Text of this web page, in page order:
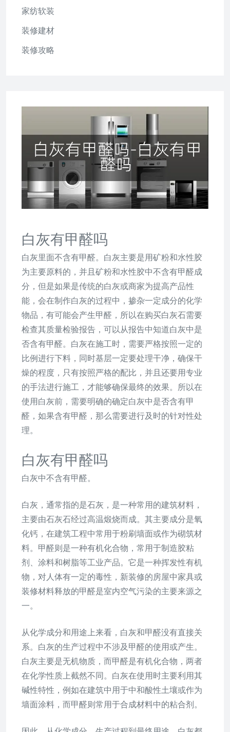
白灰有甲醛吗
白灰里面不含有甲醛。白灰主要是用矿粉和水性胶
为主要原料的，并且矿粉和水性胶中不含有甲醛成
分，但是如果是传统的白灰或商家为提高产品性
能，会在制作白灰的过程中，掺杂一定成分的化学
物品，有可能会产生甲醛，所以在购买白灰石需要
检查其质量检验报告，可以从报告中知道白灰中是
否含有甲醛。白灰在施工时，需要严格按照一定的
比例进行下料，同时基层一定要处理干净，确保干
燥的程度，只有按照严格的配比，并且还要用专业
的手法进行施工，才能够确保最终的效果。所以在
使用白灰前，需要明确的确定白灰中是否含有甲
醛，如果含有甲醛，那么需要进行及时的针对性处
理。
白灰有甲醛吗
白灰中不含有甲醛。
白灰，通常指的是石灰，是一种常用的建筑材料，
主要由石灰石经过高温煅烧而成。其主要成分是氧
化钙，在建筑工程中常用于粉刷墙面或作为砌筑材
料。甲醛则是一种有机化合物，常用于制造胶粘
剂、涂料和树脂等工业产品。它是一种挥发性有机
物，对人体有一定的毒性，新装修的房屋中家具或
装修材料释放的甲醛是室内空气污染的主要来源之
一。
从化学成分和用途上来看，白灰和甲醛没有直接关
系。白灰的生产过程中不涉及甲醛的使用或产生。
白灰主要是无机物质，而甲醛是有机化合物，两者
在化学性质上截然不同。白灰在使用时主要利用其
碱性特性，例如在建筑中用于中和酸性土壤或作为
墙面涂料，而甲醛则常用于合成材料中的粘合剂。
家纺软装
装修建材
装修攻略